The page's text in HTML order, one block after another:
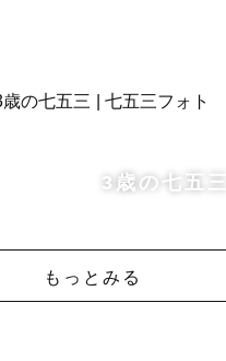
3歳の七五三
もっとみる